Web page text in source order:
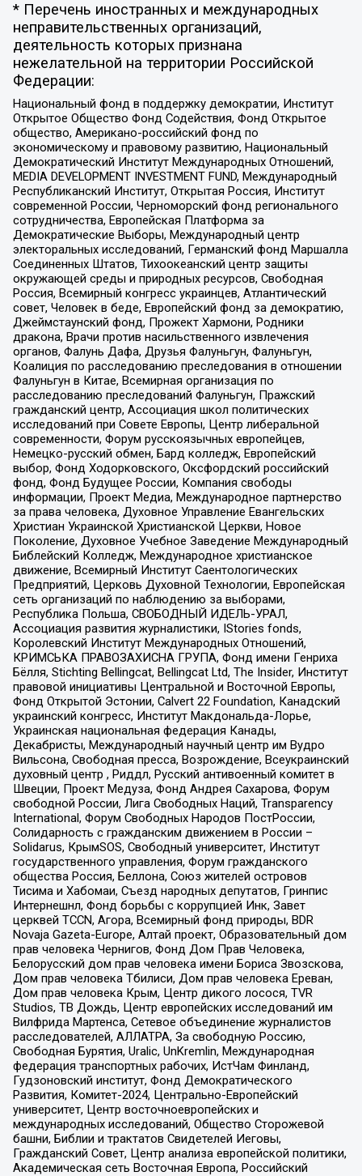
* Перечень иностранных и международных
неправительственных организаций,
деятельность которых признана
нежелательной на территории Российской
Федерации:
Национальный фонд в поддержку демократии, Институт
Открытое Общество Фонд Содействия, Фонд Открытое
общество, Американо-российский фонд по
экономическому и правовому развитию, Национальный
Демократический Институт Международных Отношений,
MEDIA DEVELOPMENT INVESTMENT FUND, Международный
Республиканский Институт, Открытая Россия, Институт
современной России, Черноморский фонд регионального
сотрудничества, Европейская Платформа за
Демократические Выборы, Международный центр
электоральных исследований, Германский фонд Маршалла
Соединенных Штатов, Тихоокеанский центр защиты
окружающей среды и природных ресурсов, Свободная
Россия, Всемирный конгресс украинцев, Атлантический
совет, Человек в беде, Европейский фонд за демократию,
Джеймстаунский фонд, Прожект Хармони, Родники
дракона, Врачи против насильственного извлечения
органов, Фалунь Дафа, Друзья Фалуньгун, Фалуньгун,
Коалиция по расследованию преследования в отношении
Фалуньгун в Китае, Всемирная организация по
расследованию преследований Фалуньгун, Пражский
гражданский центр, Ассоциация школ политических
исследований при Совете Европы, Центр либеральной
современности, Форум русскоязычных европейцев,
Немецко-русский обмен, Бард колледж, Европейский
выбор, Фонд Ходорковского, Оксфордский российский
фонд, Фонд Будущее России, Компания свободы
информации, Проект Медиа, Международное партнерство
за права человека, Духовное Управление Евангельских
Христиан Украинской Христианской Церкви, Новое
Поколение, Духовное Учебное Заведение Международный
Библейский Колледж, Международное христианское
движение, Всемирный Институт Саентологических
Предприятий, Церковь Духовной Технологии, Европейская
сеть организаций по наблюдению за выборами,
Республика Польша, СВОБОДНЫЙ ИДЕЛЬ-УРАЛ,
Ассоциация развития журналистики, IStories fonds,
Королевский Институт Международных Отношений,
КРИМСЬКА ПРАВОЗАХИСНА ГРУПА, Фонд имени Генриха
Бёлля, Stichting Bellingcat, Bellingcat Ltd, The Insider, Институт
правовой инициативы Центральной и Восточной Европы,
Фонд Открытой Эстонии, Calvert 22 Foundation, Канадский
украинский конгресс, Институт Макдональда-Лорье,
Украинская национальная федерация Канады,
Декабристы, Международный научный центр им Вудро
Вильсона, Свободная пресса, Возрождение, Всеукраинский
духовный центр , Риддл, Русский антивоенный комитет в
Швеции, Проект Медуза, Фонд Андрея Сахарова, Форум
свободной России, Лига Свободных Наций, Transparеncy
International, Форум Свободных Народов ПостРоссии,
Солидарность с гражданским движением в России –
Solidarus, КрымSOS, Свободный университет, Институт
государственного управления, Форум гражданского
общества Россия, Беллона, Союз жителей островов
Тисима и Хабомаи, Съезд народных депутатов, Гринпис
Интернешнл, Фонд борьбы с коррупцией Инк, Завет
церквей TCCN, Агора, Всемирный фонд природы, BDR
Novaja Gazeta-Europe, Алтай проект, Образовательный дом
прав человека Чернигов, Фонд Дом Прав Человека,
Белорусский дом прав человека имени Бориса Звозскова,
Дом прав человека Тбилиси, Дом прав человека Ереван,
Дом прав человека Крым, Центр дикого лосося, TVR
Studios, ТВ Дождь, Центр европейских исследований им
Вилфрида Мартенса, Сетевое объединение журналистов
расследователей, АЛЛАТРА, За свободную Россию,
Свободная Бурятия, Uralic, UnKremlin, Международная
федерация транспортных рабочих, ИстЧам Финланд,
Гудзоновский институт, Фонд Демократического
Развития, Комитет-2024, Центрально-Европейский
университет, Центр восточноевропейских и
международных исследований, Общество Сторожевой
башни, Библии и трактатов Свидетелей Иеговы,
Гражданский Совет, Центр анализа европейской политики,
Академическая сеть Восточная Европа, Российский